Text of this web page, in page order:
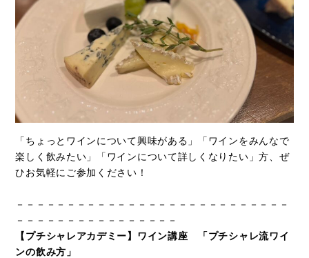
「ちょっとワインについて興味がある」「ワインをみんなで
楽しく飲みたい」「ワインについて詳しくなりたい」方、ぜ
ひお気軽にご参加ください！
－－－－－－－－－－－－－－－－－－－－－－－－－－－
－－－－－－－－－－－－－－－－
【プチシャレアカデミー】ワイン講座 「プチシャレ流ワイ
ンの飲み方」